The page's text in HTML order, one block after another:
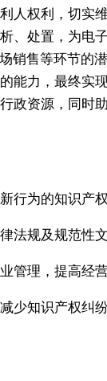
人权利，切实
、处置，为电
销售等环节的
能力，最终实
政资源，同时
行为的知识产
法规及规范性
管理，提高经
少知识产权纠